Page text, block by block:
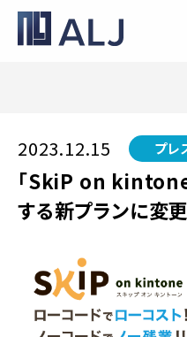
2023.12.15 プレ
「SkiP on kintone
する新プランに変